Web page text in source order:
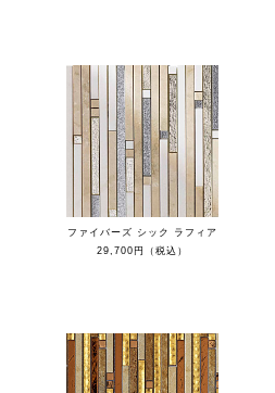
ファイバーズ シック ラフィア
29,700円（税込）